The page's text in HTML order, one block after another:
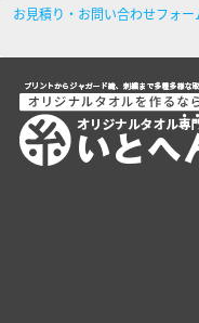
お見積り・お問い合わせフォー